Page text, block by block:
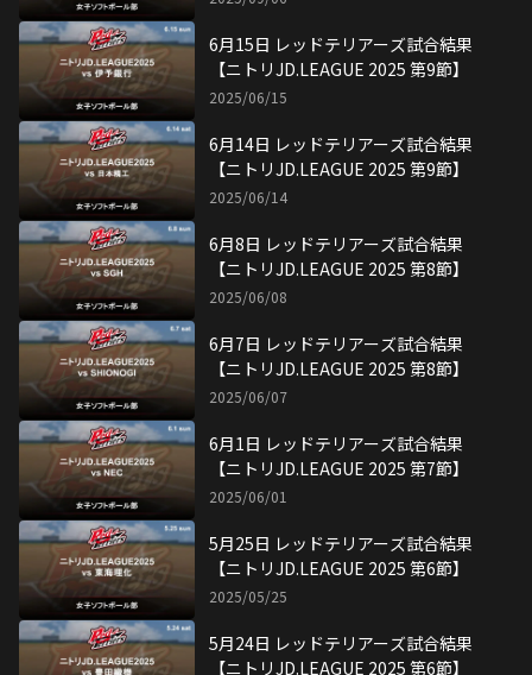
5月25日 レッドテリアーズ試合結果
【ニトリJD.LEAGUE 2025 第6節】
2025/05/25
5月24日 レッドテリアーズ試合結果
【ニトリJD.LEAGUE 2025 第6節】
2025/05/24
5月18日 レッドテリアーズ試合結果
【ニトリJD.LEAGUE 2025 第5節】
2025/05/18
5月17日 レッドテリアーズ試合結果
【ニトリJD.LEAGUE 2025 第5節】
2025/05/17
5月11日 レッドテリアーズ試合結果
【ニトリJD.LEAGUE 2025 第4節】
2025/05/11
5月10日 レッドテリアーズ試合結果
【ニトリJD.LEAGUE 2025 第4節】
2025/05/10
4月27日 レッドテリアーズ試合結果
【ニトリJD.LEAGUE 2025 第3節】